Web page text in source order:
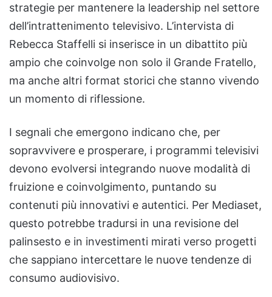
strategie per mantenere la leadership nel settore
dell’intrattenimento televisivo. L’intervista di
Rebecca Staffelli si inserisce in un dibattito più
ampio che coinvolge non solo il Grande Fratello,
ma anche altri format storici che stanno vivendo
un momento di riflessione.
I segnali che emergono indicano che, per
sopravvivere e prosperare, i programmi televisivi
devono evolversi integrando nuove modalità di
fruizione e coinvolgimento, puntando su
contenuti più innovativi e autentici. Per Mediaset,
questo potrebbe tradursi in una revisione del
palinsesto e in investimenti mirati verso progetti
che sappiano intercettare le nuove tendenze di
consumo audiovisivo.